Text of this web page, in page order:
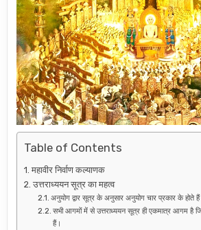
Table of Contents
महावीर निर्वाण कल्याणक
उत्तराध्ययन सूत्र का महत्व
अनुयोग द्वार सूत्र के अनुसार अनुयोग चार प्रकार के होते
सभी आगमों में से उत्तराध्ययन सूत्र ही एकमात्र आगम है
हैं।